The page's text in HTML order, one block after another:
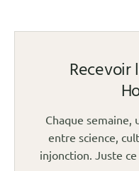
Recevoir
Chaque semaine,
entre science,
injonction. Juste